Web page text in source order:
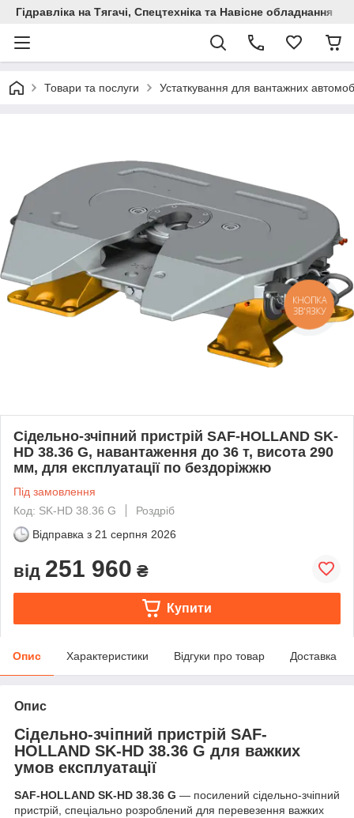
Гідравліка на Тягачі, Спецтехніка та Навісне обладнання
Товари та послуги Устаткування для вантажних
Сідельно-зчіпний пристрій SAF-HOLLAND SK-
HD 38.36 G, навантаження до 36 т, висота 290
мм, для експлуатації по бездоріжжю
Під замовлення
Код: SK-HD 38.36 G
Роздріб
Відправка з 21 серпня 2026
від 251 960 ₴
Купити
Опис Характеристики Відгуки про товар Доставка
Опис
Сідельно-зчіпний пристрій SAF-
HOLLAND SK-HD 38.36 G для важких
умов експлуатації
SAF-HOLLAND SK-HD 38.36 G — посилений сідельно-зчіпний
пристрій, спеціально розроблений для перевезення важких
КНОПКА
ЗВ'ЯЗКУ